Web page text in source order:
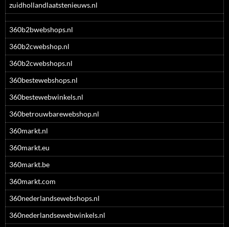
zuidhollandlaatstenieuws.nl
360b2bwebshops.nl
360b2cwebshop.nl
360b2cwebshops.nl
360bestewebshops.nl
360bestewebwinkels.nl
360betrouwbarewebshop.nl
360markt.nl
360markt.eu
360markt.be
360markt.com
360nederlandsewebshops.nl
360nederlandsewebwinkels.nl